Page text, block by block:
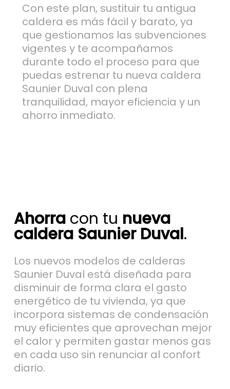
Con este plan, sustituir tu antigua
caldera es más fácil y barato, ya
que gestionamos las subvenciones
vigentes y te acompañamos
durante todo el proceso para que
puedas estrenar tu nueva caldera
Saunier Duval con plena
tranquilidad, mayor eficiencia y un
ahorro inmediato.
Ahorracon tu nueva
caldera Saunier Duval.
Los nuevos modelos de calderas
Saunier Duval está diseñada para
disminuir de forma clara el gasto
energético de tu vivienda, ya que
incorpora sistemas de condensación
muy eficientes que aprovechan mejor
el calor y permiten gastar menos gas
en cada uso sin renunciar al confort
diario.